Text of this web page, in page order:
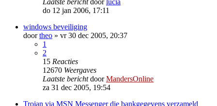
do 12 jan 2006, 17:11
windows beveiliging
doortheo » vr 30 dec 2005, 20:37
1
2
15 Reacties
12670 Weergaves
Laatste berichtdoorMandersOnline
za 31 dec 2005, 19:54
Trojan via MSN Messenger die bankgegevens verzameld